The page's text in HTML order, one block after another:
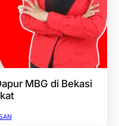
MBG di Bekasi